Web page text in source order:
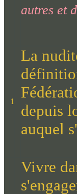
autres et
1
La
depuis
auquel
Vivre